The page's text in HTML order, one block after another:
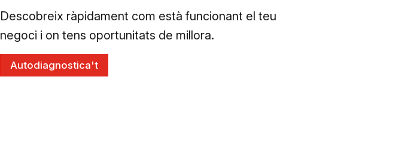
Descobreix ràpidament com està funcionant el teu
negoci i on tens oportunitats de millora.
Autodiagnostica't